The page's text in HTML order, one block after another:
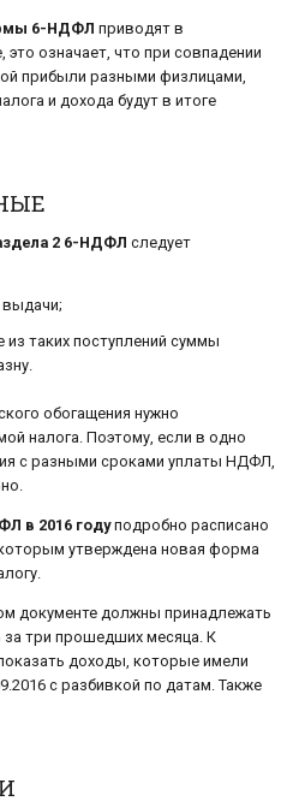
6-НДФЛ приводят в
означает, что при совпадении
прибыли разными физлицами,
и дохода будут в итоге
2 6-НДФЛ следует
выдачи;
таких поступлений суммы
обогащения нужно
налога. Поэтому, если в одно
с разными сроками уплаты НДФЛ,
в 2016 годуподробно расписано
утверждена новая форма
документе должны принадлежать
за три прошедших месяца. К
доходы, которые имели
с разбивкой по датам. Также